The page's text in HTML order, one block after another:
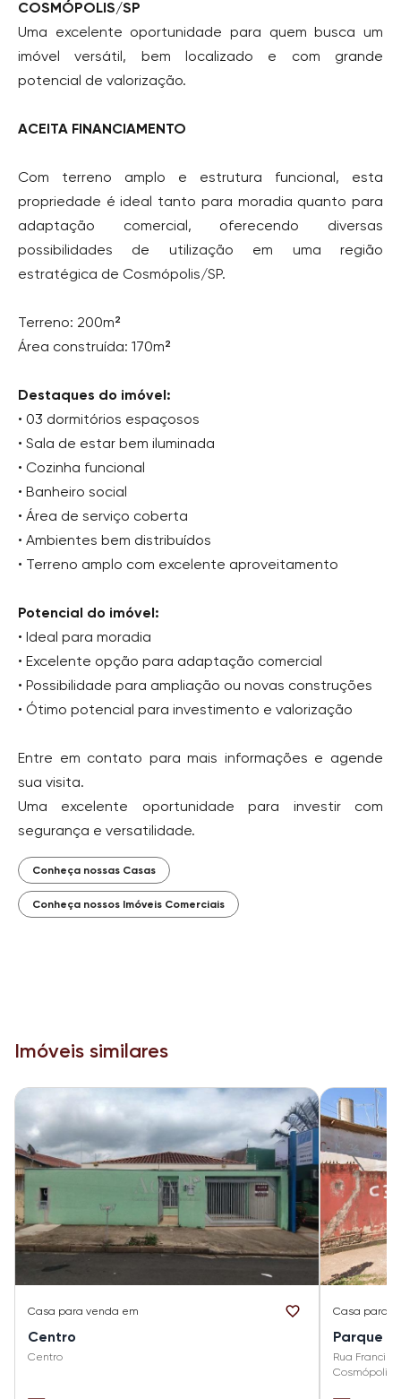
COSMÓPOLIS/SP
Uma excelente oportunidade para quem busca um
imóvel versátil, bem localizado e com grande
potencial de valorização.
ACEITA FINANCIAMENTO
Com terreno amplo e estrutura funcional, esta
propriedade é ideal tanto para moradia quanto para
adaptação comercial, oferecendo diversas
possibilidades de utilização em uma região
estratégica de Cosmópolis/SP.
Terreno: 200m²
Área construída: 170m²
Destaques do imóvel:
• 03 dormitórios espaçosos
• Sala de estar bem iluminada
• Cozinha funcional
• Banheiro social
• Área de serviço coberta
• Ambientes bem distribuídos
• Terreno amplo com excelente aproveitamento
Potencial do imóvel:
• Ideal para moradia
• Excelente opção para adaptação comercial
• Possibilidade para ampliação ou novas construções
• Ótimo potencial para investimento e valorização
Entre em contato para mais informações e agende
sua visita.
Uma excelente oportunidade para investir com
segurança e versatilidade.
Conheça nossas Casas
Conheça nossos Imóveis Comerciais
Imóveis similares
Casa para venda em
Centro
Centro
Casa para
Parque
Rua
Cosmópolis -